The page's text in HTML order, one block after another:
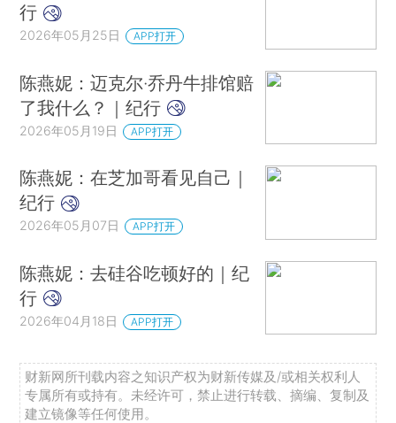
行
2026年05月25日 APP打开
陈燕妮：迈克尔·乔丹牛排馆赔
了我什么？｜纪行
2026年05月19日 APP打开
陈燕妮：在芝加哥看见自己｜
纪行
2026年05月07日 APP打开
陈燕妮：去硅谷吃顿好的｜纪
行
2026年04月18日 APP打开
财新网所刊载内容之知识产权为财新传媒及/或相关权利人
专属所有或持有。未经许可，禁止进行转载、摘编、复制及
建立镜像等任何使用。